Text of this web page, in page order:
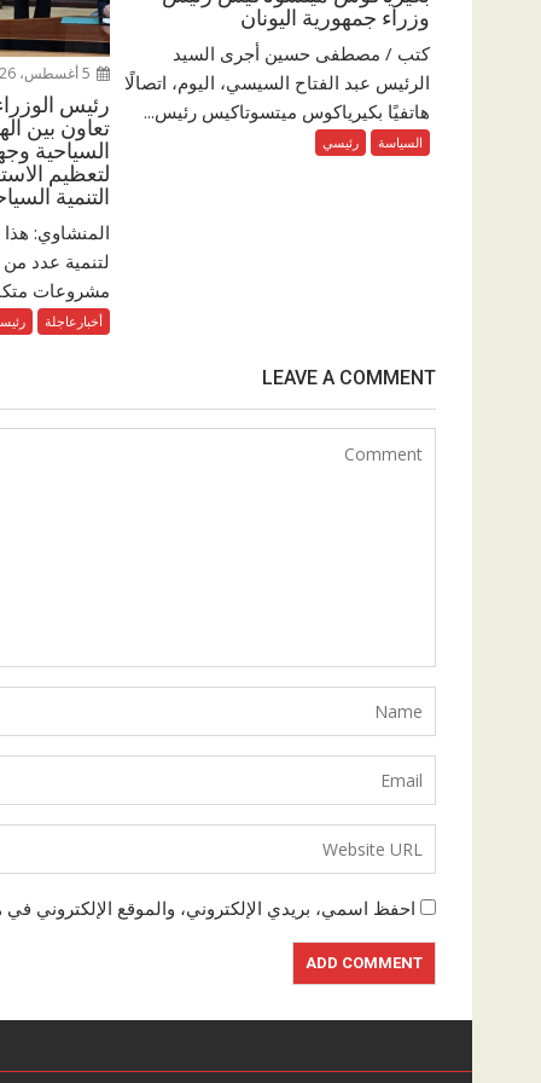
وزراء جمهورية اليونان
كتب / مصطفى حسين أجرى السيد
الرئيس عبد الفتاح السيسي، اليوم، اتصالًا
هاتفيًا بكيرياكوس ميتسوتاكيس رئيس...
السياسة رئيسي
رئيس
تعاون بين
السياحية
لتعظيم
التنمية
المنشاوي: هذا
لتنمية عدد من
مشروعات
أخبارعاجلة
LEAVE A COMMENT
احفظ اسمي، بريدي الإلكتروني، والموقع الإلكتروني